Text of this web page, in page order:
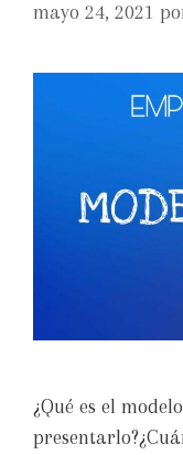
mayo 24, 2021
¿Qué es el